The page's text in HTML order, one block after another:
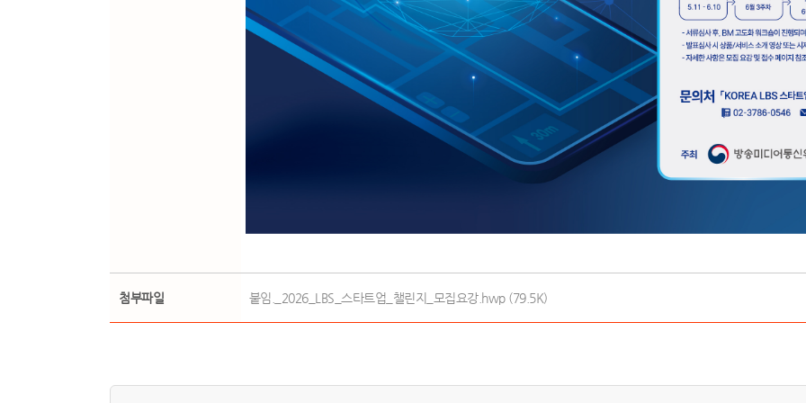
첨부파일 붙임._2026_LBS_스타트업_챌린지_모집요강.hwp (79.5K)